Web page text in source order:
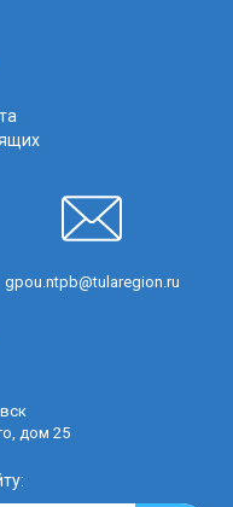
gpou.ntpb@tularegion.ru
дом 25